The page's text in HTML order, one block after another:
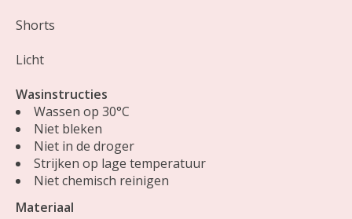
Shorts
Licht
Wasinstructies
Wassen op 30°C
Niet bleken
Niet in de droger
Strijken op lage temperatuur
Niet chemisch reinigen
Materiaal